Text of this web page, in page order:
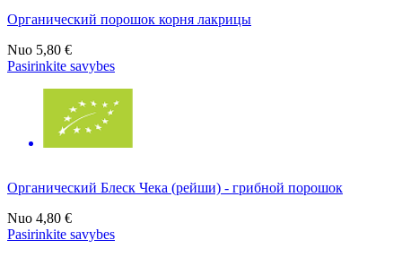
Органический порошок корня лакрицы
Nuo 5,80 €
Pasirinkite savybes
Органический Блеск Чека (рейши) - грибной порошок
Nuo 4,80 €
Pasirinkite savybes